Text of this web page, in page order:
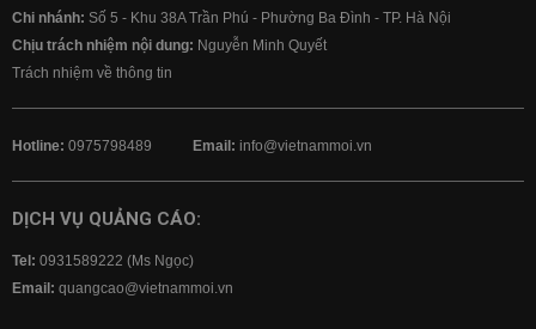
Chi nhánh: Số 5 - Khu 38A Trần Phú - Phường Ba Đình - TP. Hà Nội
Chịu trách nhiệm nội dung: Nguyễn Minh Quyết
Trách nhiệm về thông tin
Hotline: 0975798489 Email: info@vietnammoi.vn
DỊCH VỤ QUẢNG CÁO:
Tel: 0931589222 (Ms Ngọc)
Email: quangcao@vietnammoi.vn